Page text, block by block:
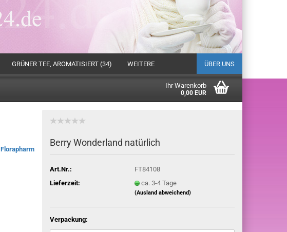
Ihr Warenkorb
0,00 EUR
GRÜNER TEE, AROMATISIERT (34) ÜBER UNS
WEITERE
Florapharm
Berry Wonderland natürlich
Art.Nr.:
FT84108
Lieferzeit:
ca. 3-4 Tage
(Ausland abweichend)
Verpackung: